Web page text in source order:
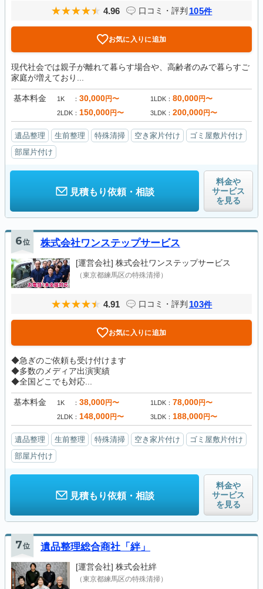
4.96 口コミ・評判 105件
お気に入りに追加
現代社会では親子が離れて暮らす場合や、高齢者のみで暮らすご
家庭が増えており...
基本料金 1K 30,000円〜 1LDK 80,000円〜
2LDK 150,000円〜 3LDK 200,000円〜
遺品整理 生前整理 特殊清掃 空き家片付け
ゴミ屋敷片付け
部屋片付け
見積もり依頼・相談
料金や
サービス
を見る
6位 株式会社ワンステップサービス
[運営会社] 株式会社ワンステップサービス
（東京都練馬区の特殊清掃）
4.91 口コミ・評判 103件
お気に入りに追加
◆急ぎのご依頼も受け付けます
◆多数のメディア出演実績
◆全国どこでも対応...
基本料金 1K 38,000円〜 1LDK 78,000円〜
2LDK 148,000円〜 3LDK 188,000円〜
遺品整理 生前整理 特殊清掃 空き家片付け
ゴミ屋敷片付け
部屋片付け
見積もり依頼・相談
料金や
サービス
を見る
7位 遺品整理総合商社「絆」
[運営会社] 株式会社絆
（東京都練馬区の特殊清掃）